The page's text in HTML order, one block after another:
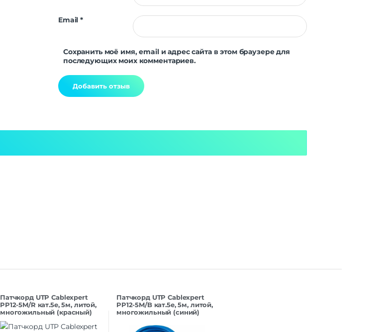
Email*
Сохранить моё имя, email и адрес сайта в этом браузере для
последующих моих комментариев.
Патчкорд UTP Cablexpert
PP12-5M/R кат.5e, 5м, литой,
многожильный (красный)
Патчкорд UTP Cablexpert
PP12-5M/B кат.5e, 5м, литой,
многожильный (синий)